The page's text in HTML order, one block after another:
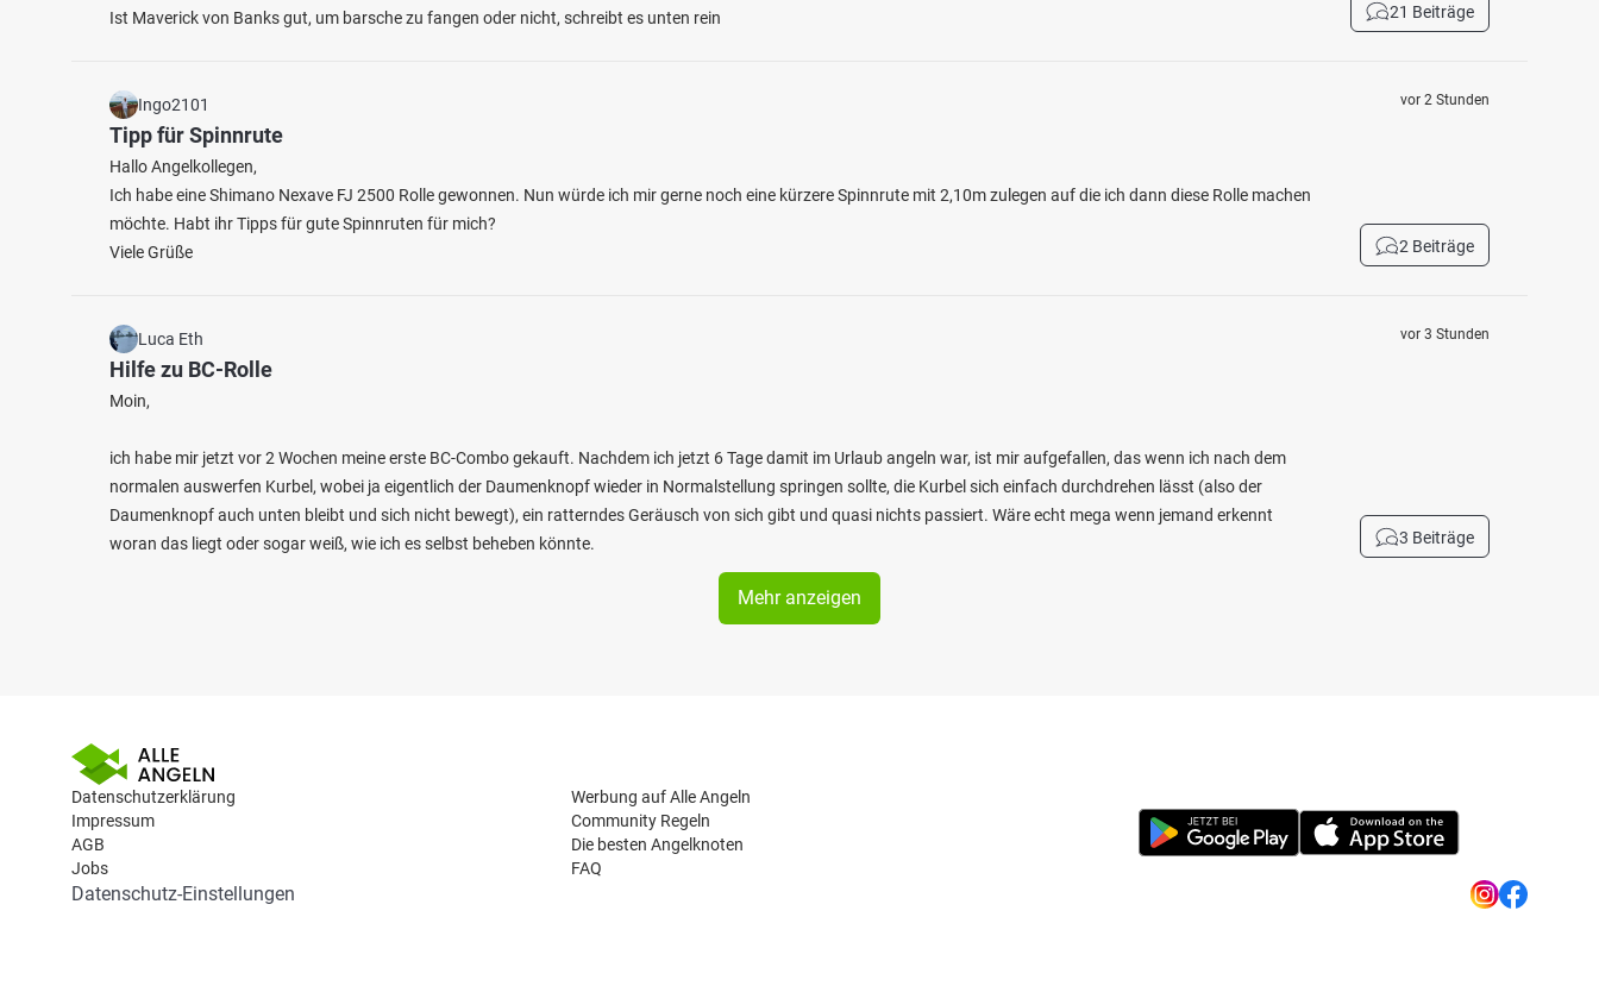
Ist Maverick von Banks gut, um barsche zu fangen oder nicht, schreibt es unten rein 21 Beiträge
Ingo2101
Tipp für Spinnrute
Hallo Angelkollegen,
Ich habe eine Shimano Nexave FJ 2500 Rolle gewonnen. Nun würde ich mir gerne noch eine kürzere Spinnrute mit 2,10m zulegen auf die ich dann diese Rolle machen
möchte. Habt ihr Tipps für gute Spinnruten für mich?
Viele Grüße
vor 2 Stunden
2 Beiträge
Luca Eth
Hilfe zu BC-Rolle
Moin,
ich habe mir jetzt vor 2 Wochen meine erste BC-Combo gekauft. Nachdem ich jetzt 6 Tage damit im Urlaub angeln war, ist mir aufgefallen, das wenn ich nach dem
normalen auswerfen Kurbel, wobei ja eigentlich der Daumenknopf wieder in Normalstellung springen sollte, die Kurbel sich einfach durchdrehen lässt (also der
Daumenknopf auch unten bleibt und sich nicht bewegt), ein ratterndes Geräusch von sich gibt und quasi nichts passiert. Wäre echt mega wenn jemand erkennt
woran das liegt oder sogar weiß, wie ich es selbst beheben könnte.
vor 3 Stunden
3 Beiträge
Mehr anzeigen
Datenschutzerklärung
Impressum
AGB
Jobs
Werbung auf Alle Angeln
Community Regeln
Die besten Angelknoten
FAQ
Datenschutz-Einstellungen